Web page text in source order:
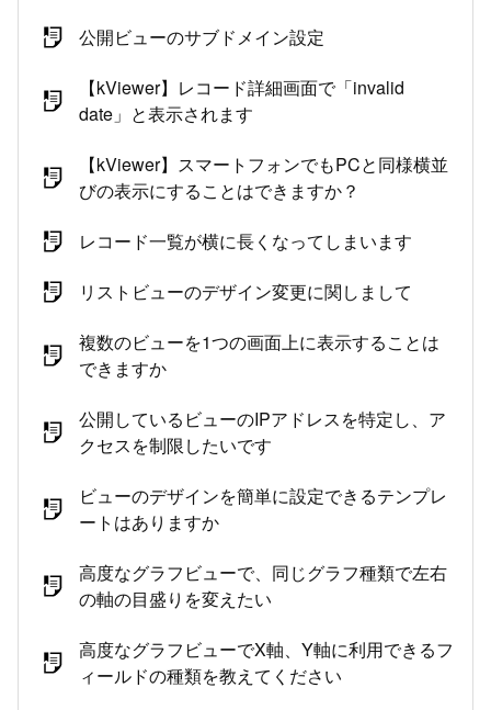
公開ビューのサブドメイン設定
【kViewer】レコード詳細画面で「invalid
date」と表示されます
【kViewer】スマートフォンでもPCと同様横並
びの表示にすることはできますか？
レコード一覧が横に長くなってしまいます
リストビューのデザイン変更に関しまして
複数のビューを1つの画面上に表示することは
できますか
公開しているビューのIPアドレスを特定し、ア
クセスを制限したいです
ビューのデザインを簡単に設定できるテンプレ
ートはありますか
高度なグラフビューで、同じグラフ種類で左右
の軸の目盛りを変えたい
高度なグラフビューでX軸、Y軸に利用できるフ
ィールドの種類を教えてください